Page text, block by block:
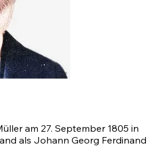
am 27. September 1805 in
als Johann Georg Ferdinand